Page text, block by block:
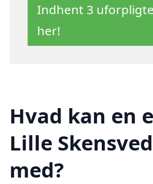
Indhent 3
her!
Hvad kan en
Lille
med?